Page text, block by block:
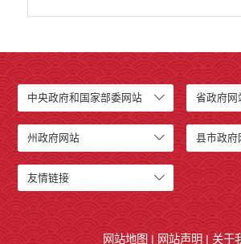
中央政府和国家部委网站 省政府网
州政府网站 县市政府
友情链接
网站地图 | 网站声明 | 关于